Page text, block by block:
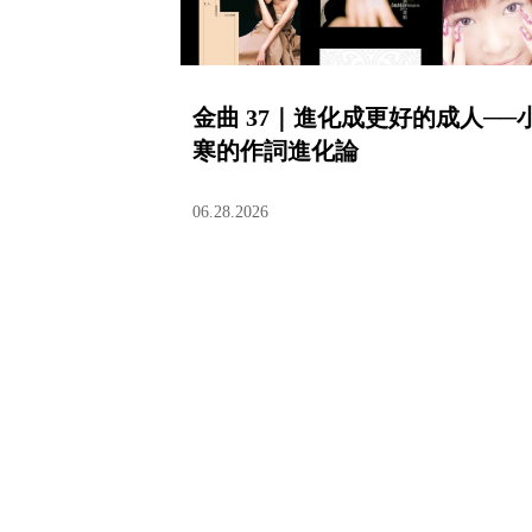
金曲 37｜進化成更好的成人──
寒的作詞進化論
06.28.2026